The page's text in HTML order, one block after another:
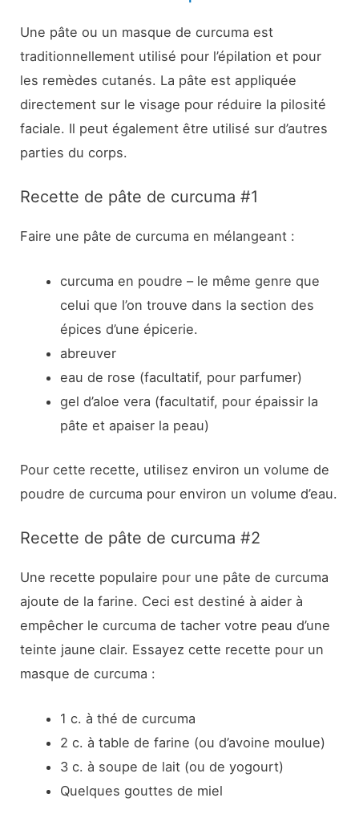
Une pâte ou un masque de curcuma est
traditionnellement utilisé pour l’épilation et pour
les remèdes cutanés. La pâte est appliquée
directement sur le visage pour réduire la pilosité
faciale. Il peut également être utilisé sur d’autres
parties du corps.
Recette de pâte de curcuma #1
Faire une pâte de curcuma en mélangeant :
curcuma en poudre – le même genre que
celui que l’on trouve dans la section des
épices d’une épicerie.
abreuver
eau de rose (facultatif, pour parfumer)
gel d’aloe vera (facultatif, pour épaissir la
pâte et apaiser la peau)
Pour cette recette, utilisez environ un volume de
poudre de curcuma pour environ un volume d’eau.
Recette de pâte de curcuma #2
Une recette populaire pour une pâte de curcuma
ajoute de la farine. Ceci est destiné à aider à
empêcher le curcuma de tacher votre peau d’une
teinte jaune clair. Essayez cette recette pour un
masque de curcuma :
1 c. à thé de curcuma
2 c. à table de farine (ou d’avoine moulue)
3 c. à soupe de lait (ou de yogourt)
Quelques gouttes de miel